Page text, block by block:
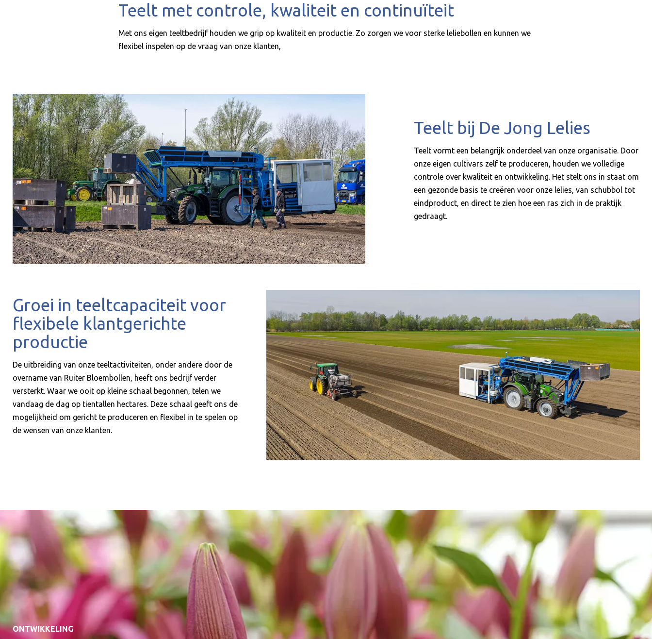
Teelt met controle, kwaliteit en continuïteit
Met ons eigen teeltbedrijf houden we grip op kwaliteit en productie. Zo zorgen we voor sterke leliebollen en kunnen we
flexibel inspelen op de vraag van onze klanten,
Teelt bij De Jong Lelies
Teelt vormt een belangrijk onderdeel van onze organisatie. Door
onze eigen cultivars zelf te produceren, houden we volledige
controle over kwaliteit en ontwikkeling. Het stelt ons in staat om
een gezonde basis te creëren voor onze lelies, van schubbol tot
eindproduct, en direct te zien hoe een ras zich in de praktijk
gedraagt.
Groei in teeltcapaciteit voor
flexibele klantgerichte
productie
De uitbreiding van onze teeltactiviteiten, onder andere door de
overname van Ruiter Bloembollen, heeft ons bedrijf verder
versterkt. Waar we ooit op kleine schaal begonnen, telen we
vandaag de dag op tientallen hectares. Deze schaal geeft ons de
mogelijkheid om gericht te produceren en flexibel in te spelen op
de wensen van onze klanten.
ONTWIKKELING